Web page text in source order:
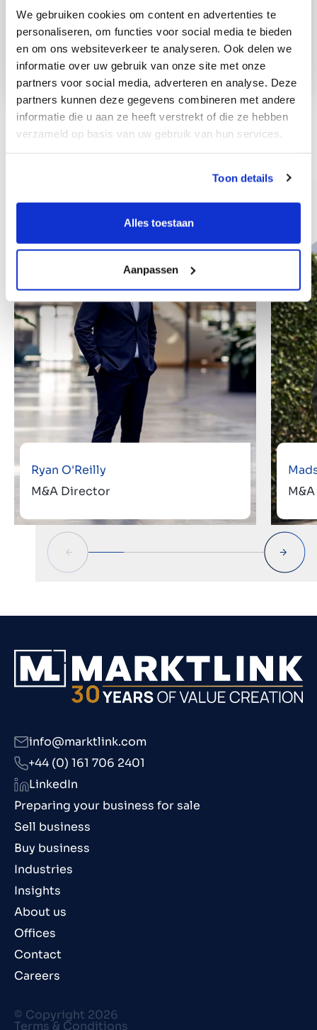
We gebruiken cookies om content en advertenties te
personaliseren, om functies voor social media te bieden
en om ons websiteverkeer te analyseren. Ook delen we
informatie over uw gebruik van onze site met onze
partners voor social media, adverteren en analyse. Deze
partners kunnen deze gegevens combineren met andere
informatie die u aan ze heeft verstrekt of die ze hebben
verzameld op basis van uw gebruik van hun services.
Toon details
Alles toestaan
Aanpassen
Ryan O'Reilly
M&A Director
Preparing your business for sale
Sell business
Buy business
Industries
Insights
About us
Offices
Contact
Careers
info@marktlink.com
+44 (0) 161 706 2401
LinkedIn
© Copyright 2026
Terms & Conditions